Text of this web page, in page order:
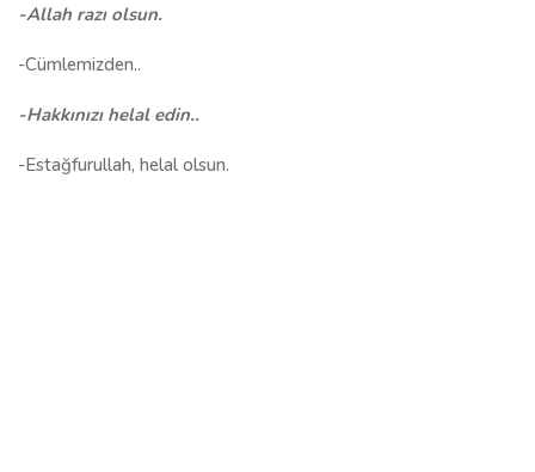
-Allah razı olsun.
-Cümlemizden..
-Hakkınızı helal edin..
-Estağfurullah, helal olsun.